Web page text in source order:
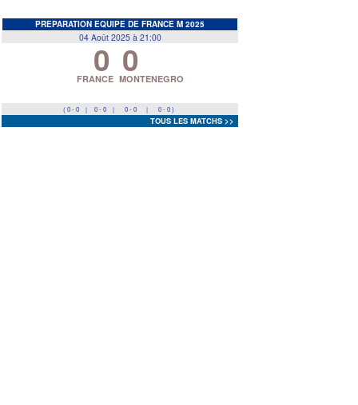
PREPARATION EQUIPE DE FRANCE M 2025
04 Août 2025 à 21:00
0
FRANCE 0
MONTENEGRO
( 0 - 0 | 0 - 0 | 0 - 0 | 0 - 0 )
TOUS LES MATCHS >>